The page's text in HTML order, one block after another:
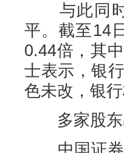
与此同时
平。截至14
0.44倍，其
士表示，银
色未改，银
多家股东
中国证券